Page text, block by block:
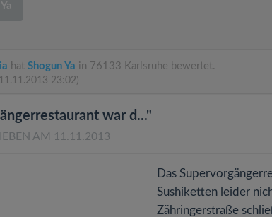
hat Shogun Ya in 76133 Karlsruhe bewertet.
(11.11.2013 23:02)
war d..."
AM 11.11.2013
Das
Sushiketten leider
Zähringerstraße